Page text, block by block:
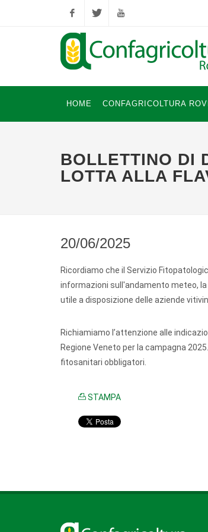
FacebookTwitter YouTube
HOME CONFAGRICOLTURA
BOLLETTINO DI
LOTTA ALLA
20/06/2025
Ricordiamo che il Servizio
informazioni sull'andamento meteo,
utile a disposizione delle aziende
Richiamiamo l’attenzione alle
Regione Veneto per la campagna
fitosanitari obbligatori.
STAMPA